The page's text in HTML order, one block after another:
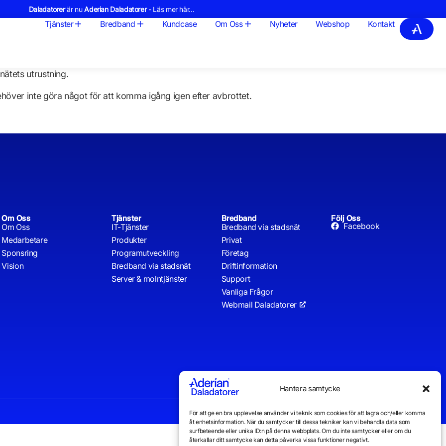
Hantera samtycke
För att ge en bra upplevelse använder vi teknik som cookies för att lagra och/eller komma
åt enhetsinformation. När du samtycker till dessa tekniker kan vi behandla data som
surfbeteende eller unika ID:n på denna webbplats. Om du inte samtycker eller om du
återkallar ditt samtycke kan detta påverka vissa funktioner negativt.
Daladatorerär nuAderian Daladatorer- Läs mer här...
Tjänster Bredband Kundcase Om Oss Nyheter Webshop Kontakt
utrustning.
inte göra något för att komma igång igen efter avbrottet.
Om Oss
Om Oss
Medarbetare
Sponsring
Vision
Tjänster
IT-Tjänster
Produkter
Programutveckling
Bredband via stadsnät
Server & molntjänster
Bredband
Bredband via stadsnät
Privat
Företag
Driftinformation
Support
Vanliga Frågor
Webmail Daladatorer
Följ Oss
Facebook